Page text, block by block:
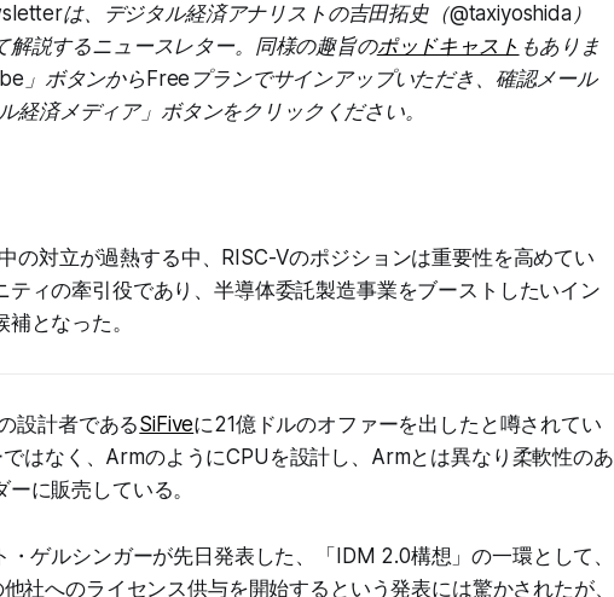
は、デジタル経済アナリストの吉田拓史（@taxiyoshida）
解説するニュースレター。同様の趣旨のポッドキャスト もありま
」ボタンからFreeプランでサインアップいただき、確認メール
経済メディア」ボタンをクリックください。
の対立が過熱する中、RISC-Vのポジションは重要性を高めてい
ティの牽引役であり、半導体委託製造事業をブーストしたいイン
となった。
設計者であるSiFiveに21億ドルのオファーを出したと噂されてい
はなく、ArmのようにCPUを設計し、Armとは異なり柔軟性のあ
に販売している。
・ゲルシンガーが先日発表した、「IDM 2.0構想」の一環として、
社へのライセンス供与を開始するという発表には驚かされたが、